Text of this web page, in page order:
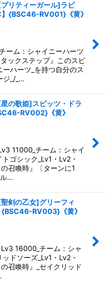
リティーガール]ラビ
】{BSC46-RV001}《黄》
ーム：シャイニーハーツ
タックステップ』このスピ
ーハーツ_を持つ自分のス
ジ_/_…
の歌姫]スピッツ・ドラ
RV002}《黄》
11000_チーム：シャイ
ゴシック_Lv1・Lv2・
召喚時』〔ターンに1
…
剣の乙女]グリーフィ
{BSC46-RV003}《黄》
16000_チーム：シャ
ドソーズ_Lv1・Lv2・
召喚時』_セイクリッド